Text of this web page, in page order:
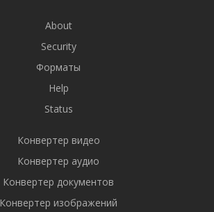
About
Security
Форматы
Help
Status
Конвертер видео
Конвертер аудио
Конвертер документов
Конвертер изображений